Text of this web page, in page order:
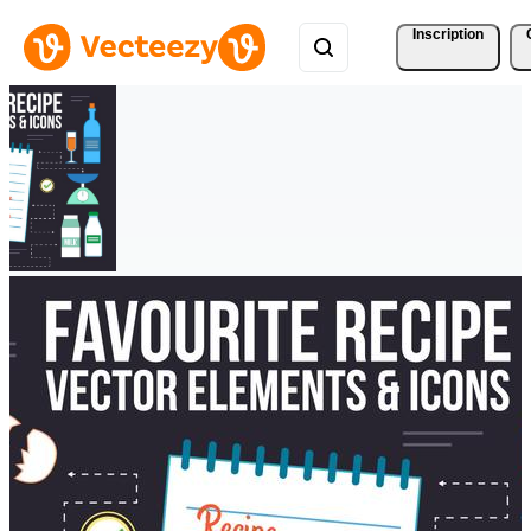
Inscription